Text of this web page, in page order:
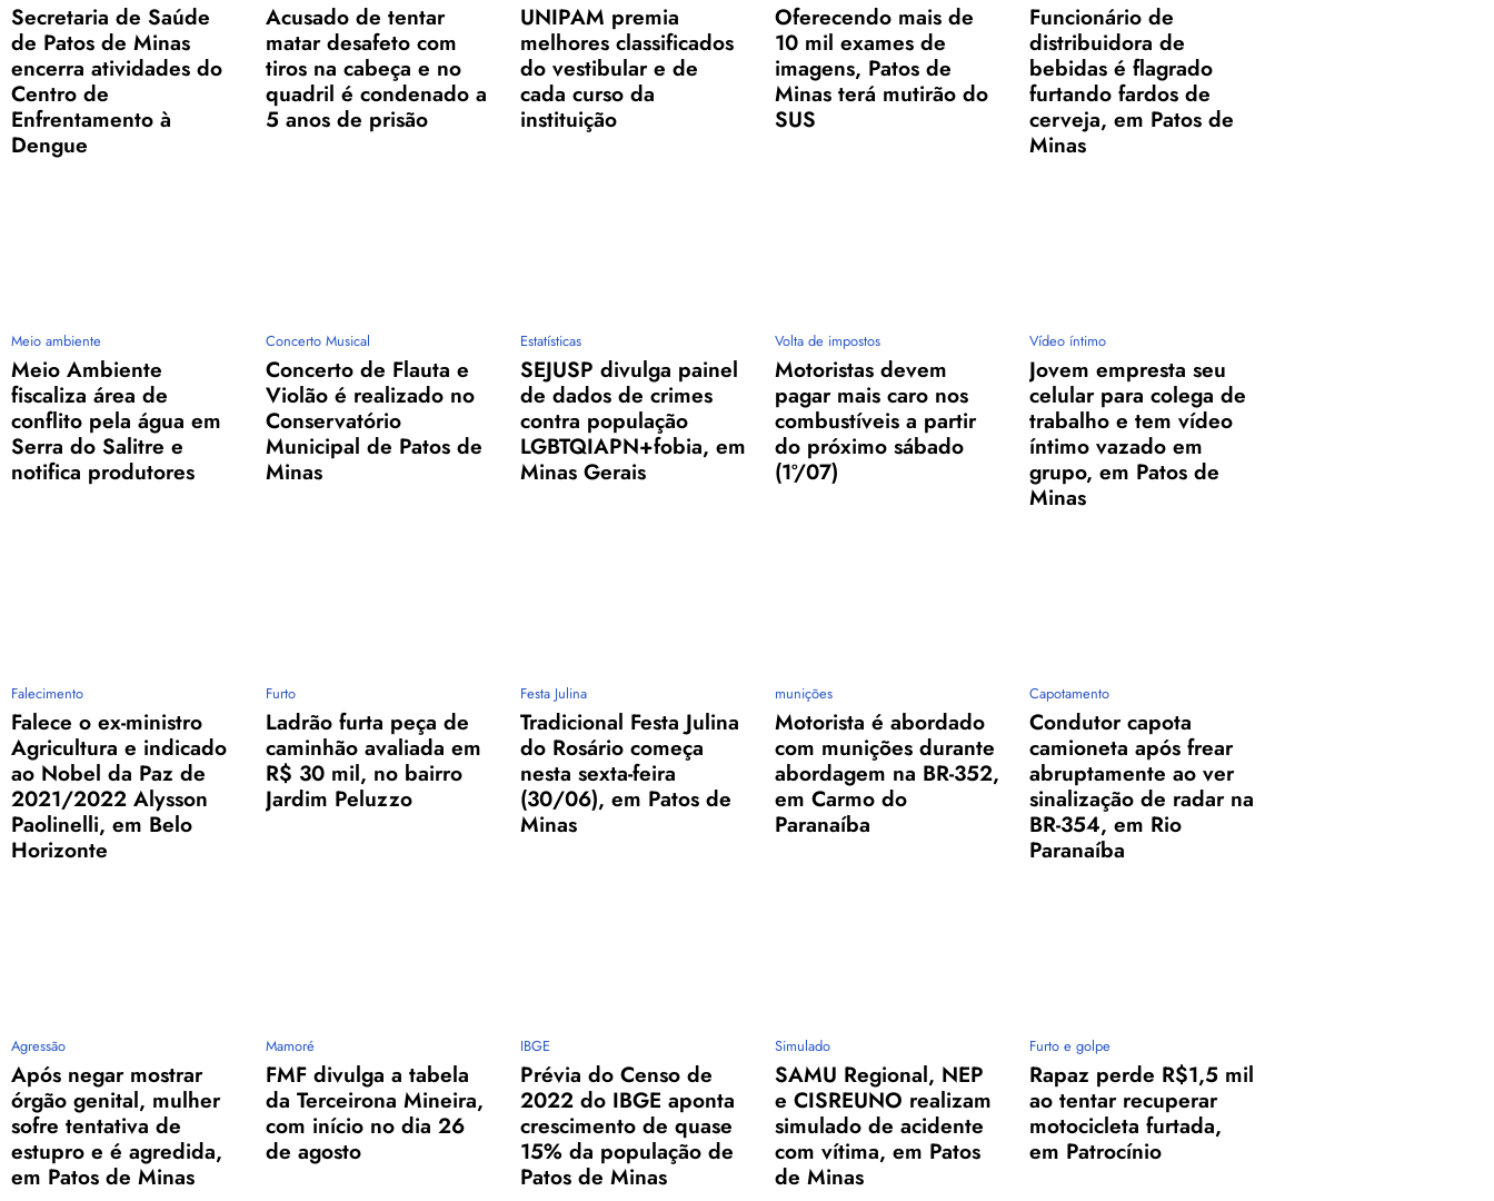
Secretaria de Saúde
de Patos de Minas
encerra atividades do
Centro de
Enfrentamento à
Dengue
Acusado de tentar
matar desafeto com
tiros na cabeça e no
quadril é condenado a
5 anos de prisão
UNIPAM premia
melhores classificados
do vestibular e de
cada curso da
instituição
Oferecendo mais de
10 mil exames de
imagens, Patos de
Minas terá mutirão do
SUS
Funcionário de
distribuidora de
bebidas é flagrado
furtando fardos de
cerveja, em Patos de
Minas
Meio ambiente
Meio Ambiente
fiscaliza área de
conflito pela água em
Serra do Salitre e
notifica produtores
Concerto Musical
Concerto de Flauta e
Violão é realizado no
Conservatório
Municipal de Patos de
Minas
Estatísticas
SEJUSP divulga painel
de dados de crimes
contra população
LGBTQIAPN+fobia, em
Minas Gerais
Volta de impostos
Motoristas devem
pagar mais caro nos
combustíveis a partir
do próximo sábado
(1º/07)
Vídeo íntimo
Jovem empresta seu
celular para colega de
trabalho e tem vídeo
íntimo vazado em
grupo, em Patos de
Minas
Falecimento
Falece o ex-ministro
Agricultura e indicado
ao Nobel da Paz de
2021/2022 Alysson
Paolinelli, em Belo
Horizonte
Furto
Ladrão furta peça de
caminhão avaliada em
R$ 30 mil, no bairro
Jardim Peluzzo
Festa Julina
Tradicional Festa Julina
do Rosário começa
nesta sexta-feira
(30/06), em Patos de
Minas
munições
Motorista é abordado
com munições durante
abordagem na BR-352,
em Carmo do
Paranaíba
Capotamento
Condutor capota
camioneta após frear
abruptamente ao ver
sinalização de radar na
BR-354, em Rio
Paranaíba
Agressão
Após negar mostrar
órgão genital, mulher
sofre tentativa de
estupro e é agredida,
em Patos de Minas
Mamoré
FMF divulga a tabela
da Terceirona Mineira,
com início no dia 26
de agosto
IBGE
Prévia do Censo de
2022 do IBGE aponta
crescimento de quase
15% da população de
Patos de Minas
Simulado
SAMU Regional, NEP
e CISREUNO realizam
simulado de acidente
com vítima, em Patos
de Minas
Furto e golpe
Rapaz perde R$1,5 mil
ao tentar recuperar
motocicleta furtada,
em Patrocínio